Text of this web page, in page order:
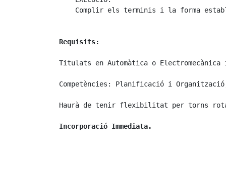
Complir els terminis i la forma
Requisits:
Titulats en Automàtica o
Competències: Planificació i
Haurà de tenir flexibilitat per torns
Incorporació Immediata.